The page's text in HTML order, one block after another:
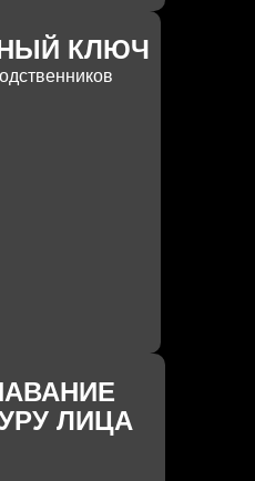
КЛЮЧ
ЛИЦА